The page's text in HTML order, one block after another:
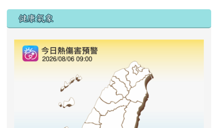
右邊區域內容
健康氣象